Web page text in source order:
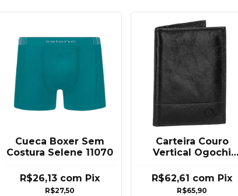
Cueca Boxer Sem
Costura Selene 11070
R$27,50
R$26,13 com Pix
Carteira Couro
Vertical Ogochi
R$65,90
R$62,61 com Pix